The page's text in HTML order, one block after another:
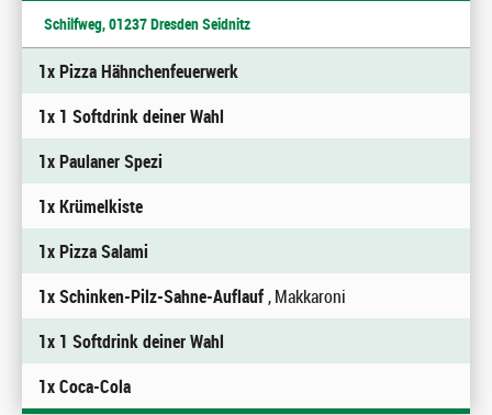
Schilfweg, 01237 Dresden Seidnitz
1x Pizza Hähnchenfeuerwerk
1x 1 Softdrink deiner Wahl
1x Paulaner Spezi
1x Krümelkiste
1x Pizza Salami
1x Schinken-Pilz-Sahne-Auflauf, Makkaroni
1x 1 Softdrink deiner Wahl
1x Coca-Cola